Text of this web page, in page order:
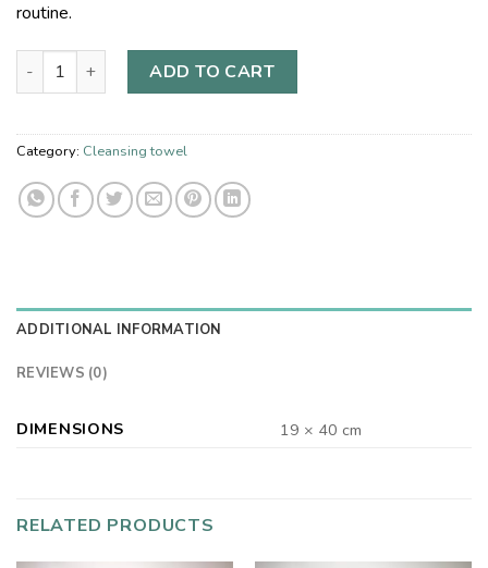
routine.
ADD TO CART
Category: Cleansing towel
ADDITIONAL INFORMATION
REVIEWS (0)
DIMENSIONS 19 × 40 cm
RELATED PRODUCTS